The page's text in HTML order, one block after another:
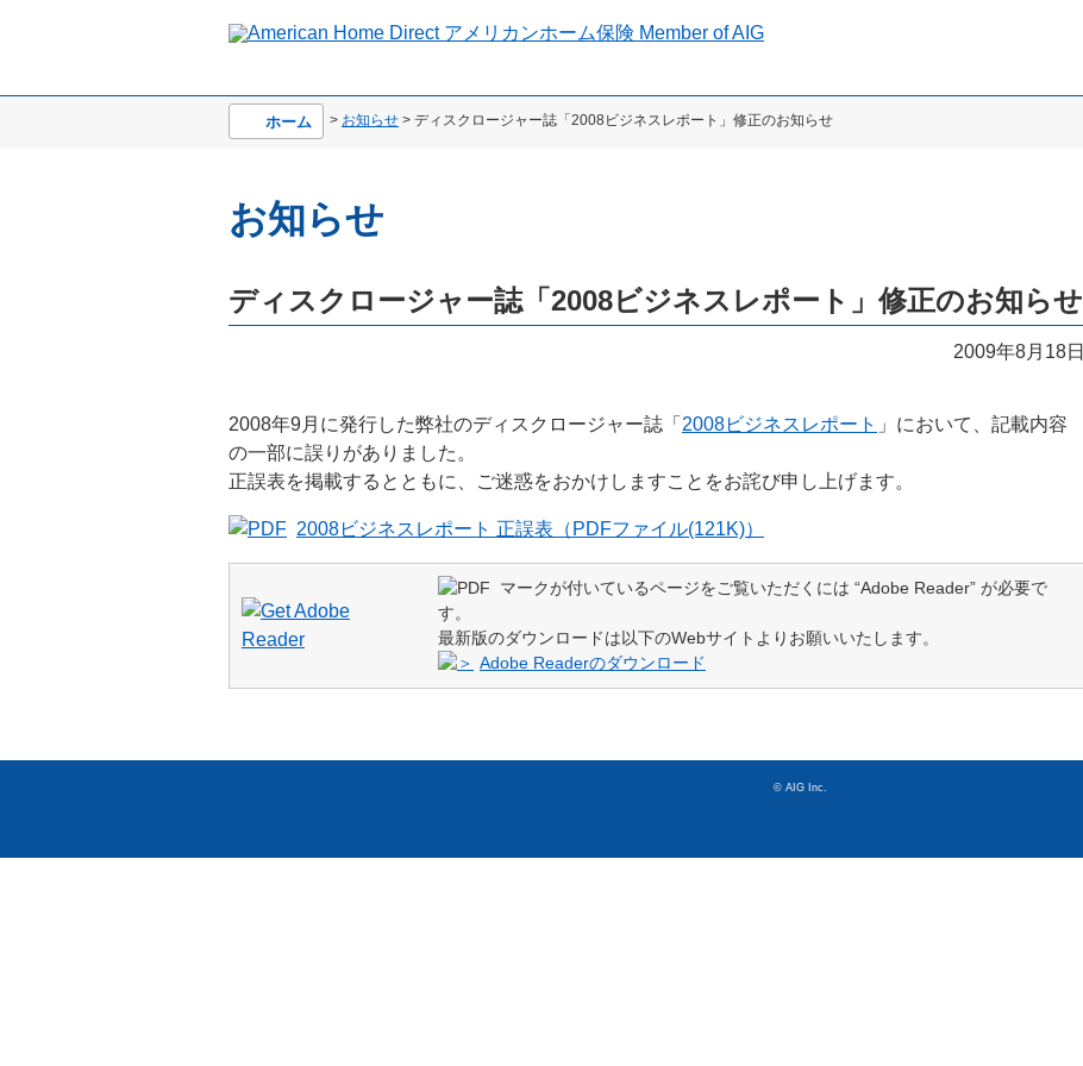
ホーム > お知らせ > ディスクロージャー誌「2008ビジネスレポート」修正のお知らせ
お知らせ
ディスクロージャー誌「2008ビジネスレポート」修正のお知らせ
2009年8月18日
2008年9月に発行した弊社のディスクロージャー誌「 2008ビジネスレポート 」において、記載内容
の一部に誤りがありました。
正誤表を掲載するとともに、ご迷惑をおかけしますことをお詫び申し上げます。
2008ビジネスレポート 正誤表（PDFファイル(121K)）
マークが付いているページをご覧いただくには “Adobe Reader” が必要で
す。
最新版のダウンロードは以下のWebサイトよりお願いいたします。
Adobe Readerのダウンロード
© AIG Inc.